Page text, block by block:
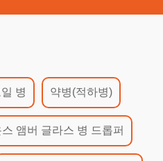
병 약병(적하병)
스 앰버 글라스 병 드롭퍼